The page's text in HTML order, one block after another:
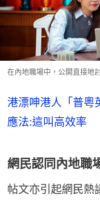
在內地職場中，公開直接地
港漂呻港人「普粵
應法:這叫高效率
網民認同內地職
帖文亦引起網民熱